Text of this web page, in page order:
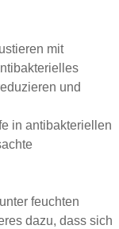
mit
und
in antibakteriellen
feuchten
dazu, dass sich